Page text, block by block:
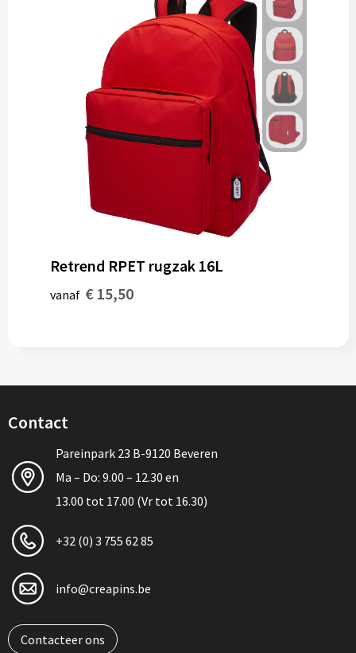
Retrend RPET rugzak 16L
vanaf € 15,50
Contact
Pareinpark 23 B-9120 Beveren
Ma – Do: 9.00 – 12.30 en
13.00 tot 17.00 (Vr tot 16.30)
+32 (0) 3 755 62 85
info@creapins.be
Contacteer ons